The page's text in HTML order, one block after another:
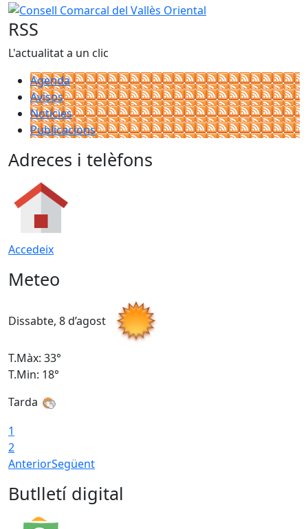
Consell Comarcal del Vallès Oriental
RSS
L'actualitat a un clic
Agenda
Avisos
Notícies
Publicacions
Adreces i telèfons
Accedeix
Meteo
Dissabte, 8 d’agost
T.Màx: 33°
T.Min: 18°
Tarda
1
2
AnteriorSegüent
Butlletí digital